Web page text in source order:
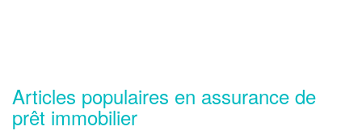
Articles populaires en assurance de
prêt immobilier